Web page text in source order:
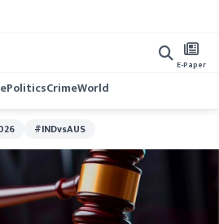
E-Paper
PoliticsCrimeWorld
#INDvsAUS